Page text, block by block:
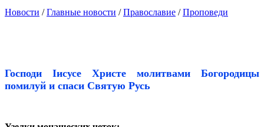
Новости /Главные новости /Православие /Проповеди
Господи Iисусе Христе молитвами Богородицы
помилуй и спаси Святую Русь